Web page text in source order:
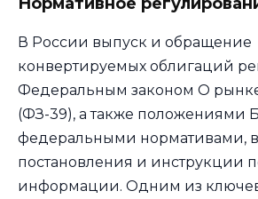
В России выпуск и обращение
конвертируемых облигаций
Федеральным законом О
(ФЗ-39), а также положениями
федеральными нормативами,
постановления и инструкции
информации. Одним из